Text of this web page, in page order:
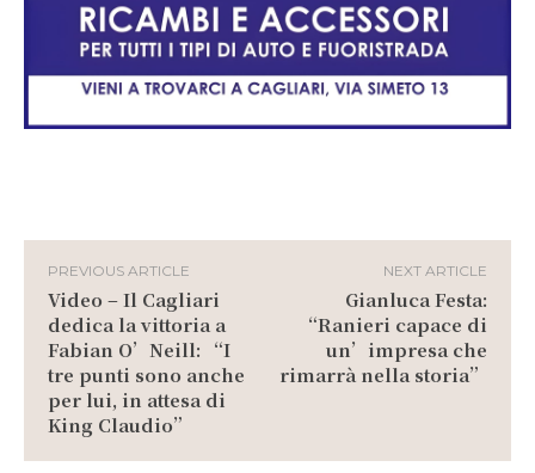
PREVIOUS ARTICLE
Video – Il Cagliari
dedica la vittoria a
Fabian O’Neill: “I
tre punti sono anche
per lui, in attesa di
King Claudio”
NEXT ARTICLE
Gianluca Festa:
“Ranieri capace di
un’impresa che
rimarrà nella storia”